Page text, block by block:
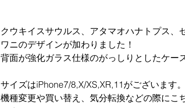
クウキイスサウルス、アタマオハナトプス、
ワニのデザインが加わりました！
背面が強化ガラス仕様のがっしりとしたケ
サイズはiPhone7/8,X/XS,XR,11がございます。
機種変更や買い替え、気分転換などの際に